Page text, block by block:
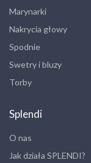
Marynarki
Nakrycia głowy
Spodnie
Swetry i bluzy
Torby
Splendi
O nas
Jak działa SPLENDI?